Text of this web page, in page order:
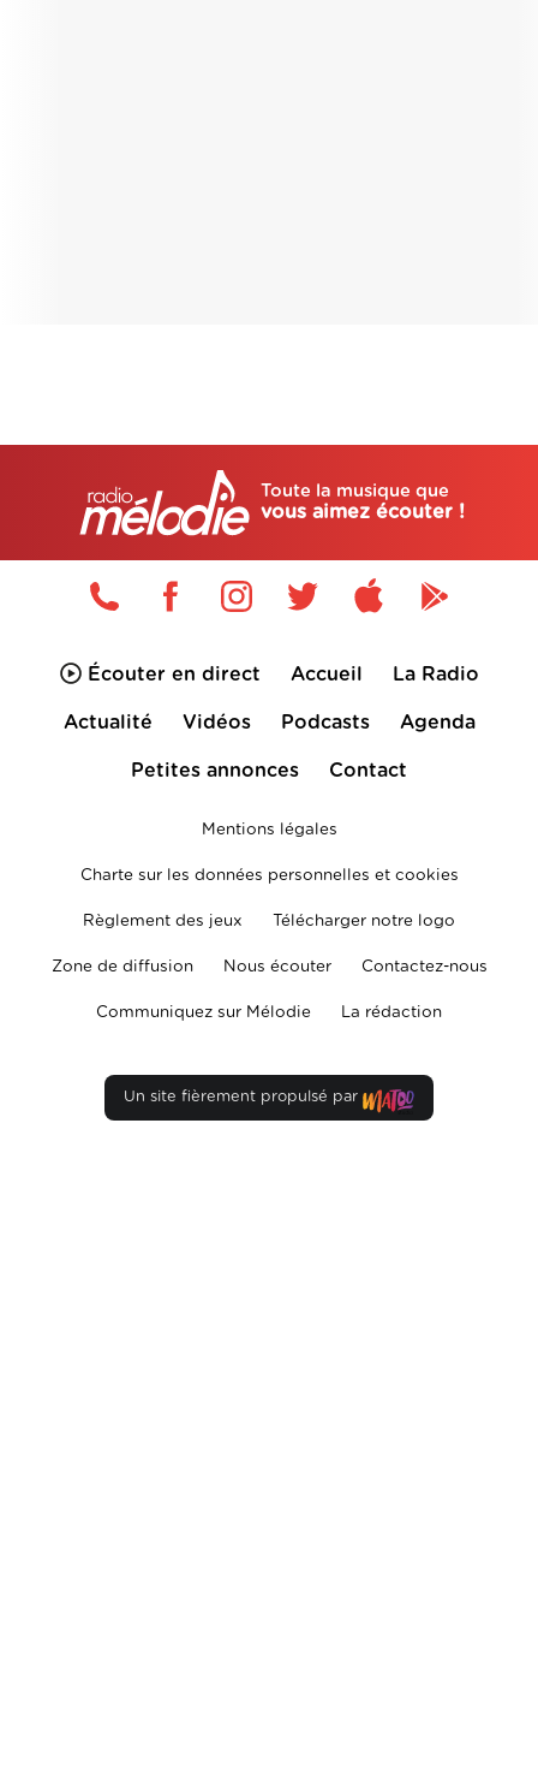
Toute la musique que
vous aimez écouter !
Écouter en direct Accueil La Radio
Actualité Vidéos Podcasts Agenda
Petites annonces Contact
Mentions légales
Charte sur les données personnelles et cookies
Règlement des jeux Télécharger notre logo
Zone de diffusion Nous écouter Contactez-nous
Communiquez sur Mélodie La rédaction
Un site fièrement propulsé par